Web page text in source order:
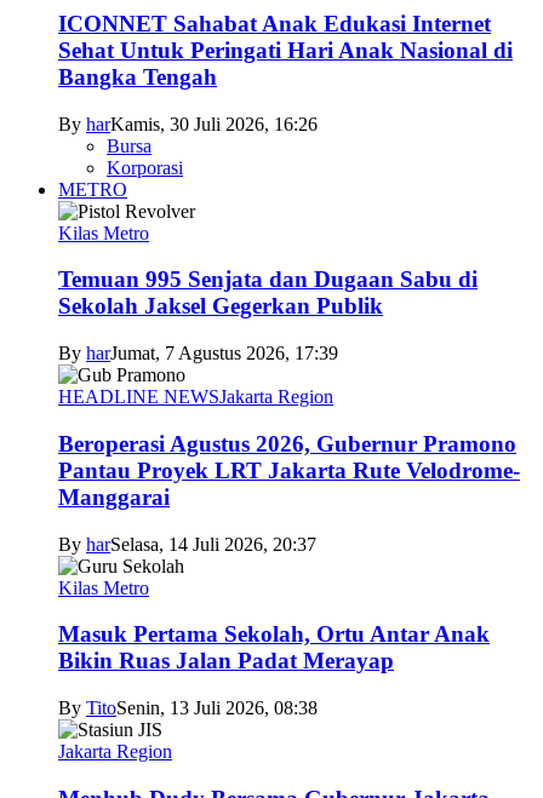
ICONNET Sahabat Anak Edukasi Internet
Sehat Untuk Peringati Hari Anak Nasional di
Bangka Tengah
By harKamis, 30 Juli 2026, 16:26
Bursa
Korporasi
METRO
Kilas Metro
Temuan 995 Senjata dan Dugaan Sabu di
Sekolah Jaksel Gegerkan Publik
By harJumat, 7 Agustus 2026, 17:39
HEADLINE NEWSJakarta Region
Beroperasi Agustus 2026, Gubernur Pramono
Pantau Proyek LRT Jakarta Rute Velodrome-
Manggarai
By harSelasa, 14 Juli 2026, 20:37
Kilas Metro
Masuk Pertama Sekolah, Ortu Antar Anak
Bikin Ruas Jalan Padat Merayap
By TitoSenin, 13 Juli 2026, 08:38
Jakarta Region